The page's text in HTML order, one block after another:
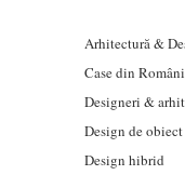
Arhitectură &
Case din
Designeri &
Design de obiect
Design hibrid